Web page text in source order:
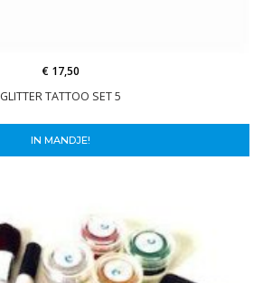
GLITTER TATTOO SET 5
€ 17,50
IN MANDJE!